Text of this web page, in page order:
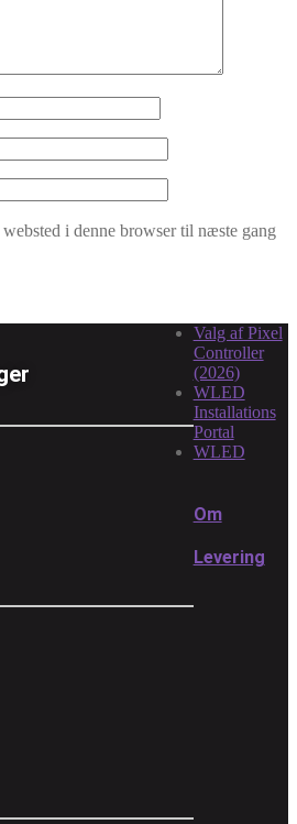
i denne browser til næste gang
Valg af Pixel
Controller
(2026)
WLED
Installations
Portal
WLED
Om
Levering